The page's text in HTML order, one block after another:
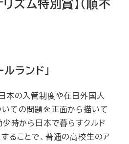
ズム特別賞】（順不
ランド」
本の入管制度や在日外国人
ての問題を正面から描いて
少時から日本で暮らすクルド
ることで、普通の高校生のア